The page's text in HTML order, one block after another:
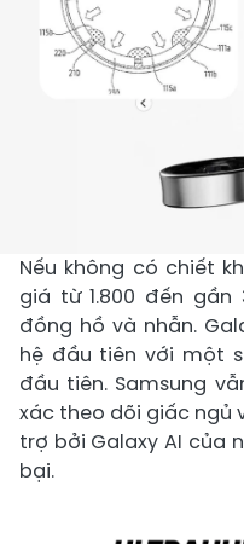
Nếu không có chiết
giá từ 1.800 đến
đồng hồ và nhẫn.
hệ đầu tiên với một
đầu tiên. Samsung
xác theo dõi giấc ngủ
trợ bởi Galaxy AI của
bại.